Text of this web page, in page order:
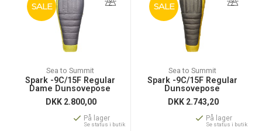
SALE
Sea to Summit
Spark -9C/15F Regular
Dame Dunsovepose
DKK 2.800,00
På lager
Se status i butik
SALE
Sea to Summit
Spark -9C/15F Regular
Dunsovepose
DKK 2.743,20
På lager
Se status i butik